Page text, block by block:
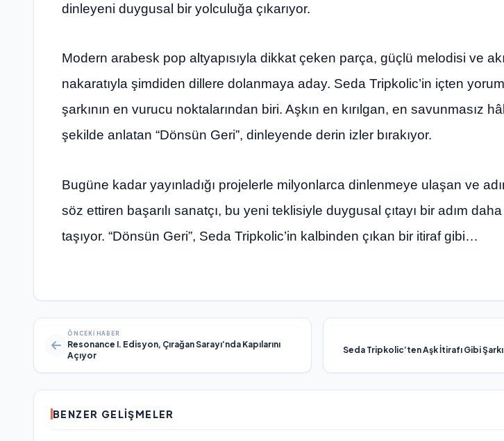
dinleyeni duygusal bir yolculuğa çıkarıyor.
Modern arabesk pop altyapısıyla dikkat çeken parça, güçlü melodisi ve
nakaratıyla şimdiden dillere dolanmaya aday. Seda Tripkolic’in içten
şarkının en vurucu noktalarından biri. Aşkın en kırılgan, en savunmasız
şekilde anlatan “Dönsün Geri”, dinleyende derin izler bırakıyor.
Bugüne kadar yayınladığı projelerle milyonlarca dinlenmeye ulaşan ve
söz ettiren başarılı sanatçı, bu yeni teklisiyle duygusal çıtayı bir adım daha
taşıyor. “Dönsün Geri”, Seda Tripkolic’in kalbinden çıkan bir itiraf gibi…
ÖNCEKI HABER
Resonance I. Edisyon, Çırağan Sarayı’nda Kapılarını
Açıyor
Seda Tripkolic’ten Aşk İtirafı Gibi
BENZER GELIŞMELER